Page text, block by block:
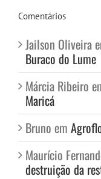
Comentários
Jailson Oliveira
Buraco do Lume
Márcia Ribeiro
Maricá
Bruno em
Maurício
destruição da